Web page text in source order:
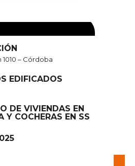
1010 – Córdoba
EDIFICADOS
DE VIVIENDAS EN
Y COCHERAS EN SS